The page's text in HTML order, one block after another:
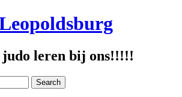
leren bij ons!!!!!